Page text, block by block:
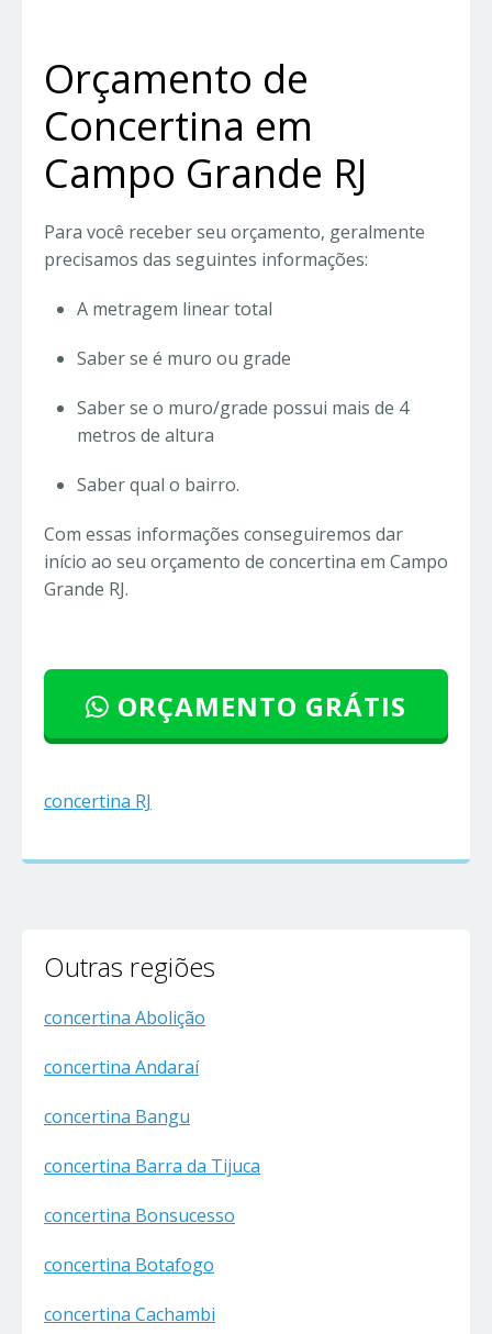
Orçamento de
Concertina em
Campo Grande RJ
Para você receber seu orçamento, geralmente
precisamos das seguintes informações:
A metragem linear total
Saber se é muro ou grade
Saber se o muro/grade possui mais de 4
metros de altura
Saber qual o bairro.
Com essas informações conseguiremos dar
início ao seu orçamento de concertina em Campo
Grande RJ.
ORÇAMENTO GRÁTIS
concertina RJ
Outras regiões
concertina Abolição
concertina Andaraí
concertina Bangu
concertina Barra da Tijuca
concertina Bonsucesso
concertina Botafogo
concertina Cachambi